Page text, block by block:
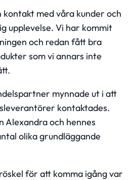
med våra kunder och
upplevelse. Vi har kommit
och redan fått bra
som vi annars inte
mynnade ut i att
kontaktades.
Alexandra och hennes
olika grundläggande
för att komma igång var